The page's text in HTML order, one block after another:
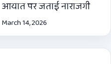
आयात पर जताई नाराजगी
March 14, 2026